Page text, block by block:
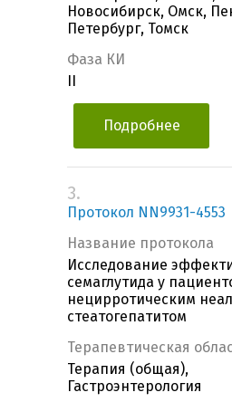
Новосибирск, Омск,
Петербург, Томск
Фаза КИ
Подробнее
3.
Протокол NN9931-4553
Название протокола
Исследование
семаглутида у
нецирротическим
стеатогепатитом
Терапевтическая
Терапия (общая),
Гастроэнтерология